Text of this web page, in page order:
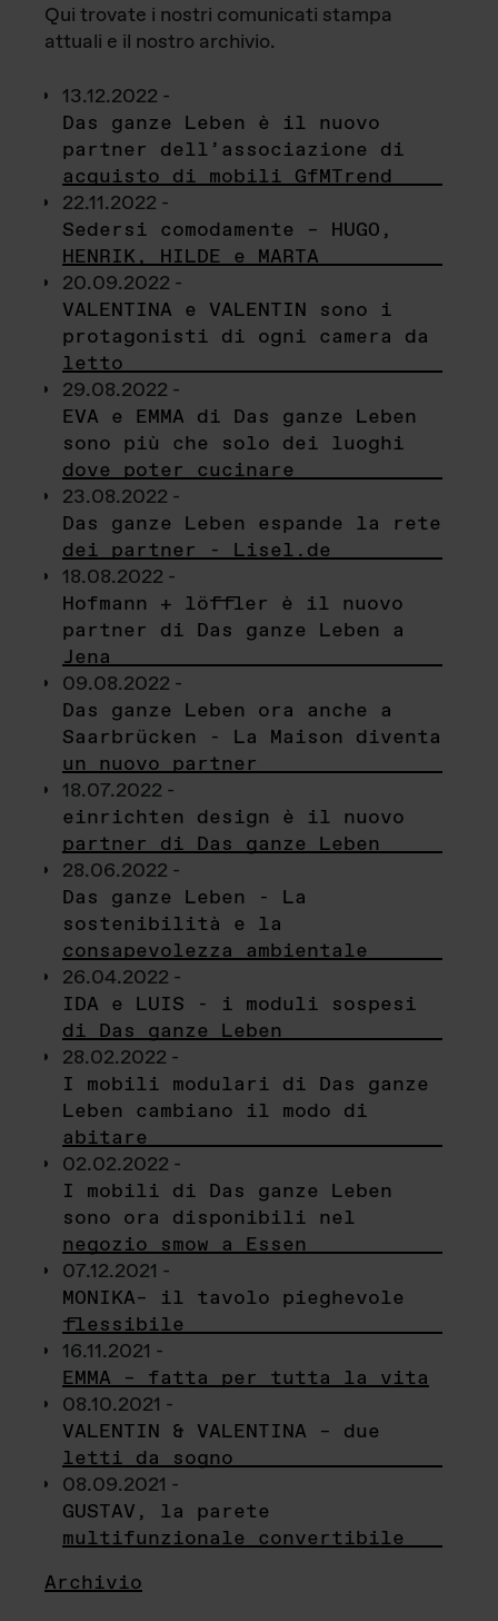
Qui trovate i nostri comunicati stampa
attuali e il nostro archivio.
13.12.2022 -
Das ganze Leben è il nuovo
partner dell’associazione di
acquisto di mobili GfMTrend
22.11.2022 -
Sedersi comodamente – HUGO,
HENRIK, HILDE e MARTA
20.09.2022 -
VALENTINA e VALENTIN sono i
protagonisti di ogni camera da
letto
29.08.2022 -
EVA e EMMA di Das ganze Leben
sono più che solo dei luoghi
dove poter cucinare
23.08.2022 -
Das ganze Leben espande la rete
dei partner - Lisel.de
18.08.2022 -
Hofmann + löffler è il nuovo
partner di Das ganze Leben a
Jena
09.08.2022 -
Das ganze Leben ora anche a
Saarbrücken - La Maison diventa
un nuovo partner
18.07.2022 -
einrichten design è il nuovo
partner di Das ganze Leben
28.06.2022 -
Das ganze Leben - La
sostenibilità e la
consapevolezza ambientale
26.04.2022 -
IDA e LUIS - i moduli sospesi
di Das ganze Leben
28.02.2022 -
I mobili modulari di Das ganze
Leben cambiano il modo di
abitare
02.02.2022 -
I mobili di Das ganze Leben
sono ora disponibili nel
negozio smow a Essen
07.12.2021 -
MONIKA– il tavolo pieghevole
flessibile
16.11.2021 -
EMMA – fatta per tutta la vita
08.10.2021 -
VALENTIN & VALENTINA – due
letti da sogno
08.09.2021 -
GUSTAV, la parete
multifunzionale convertibile
Archivio